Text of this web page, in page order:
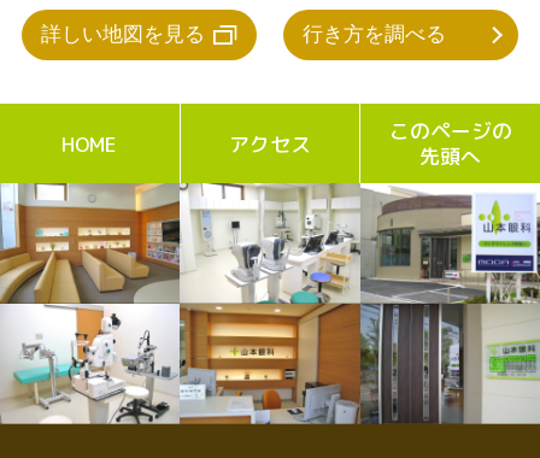
2026.05.03
労災について
当院では労災の取り扱いはしておりませ
ん。
お仕事中の目のトラブルは、労災の取扱い
がある医療機関の受診をお願い致します。
2026.05.03
開院いたしまして16年目に入りました。
開院いたしまして、16年目に入りました。
詳しい地図を見る 行き方を調べる
HOME アクセス
このページの
先頭へ